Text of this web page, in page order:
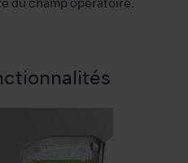
du champ opératoire.